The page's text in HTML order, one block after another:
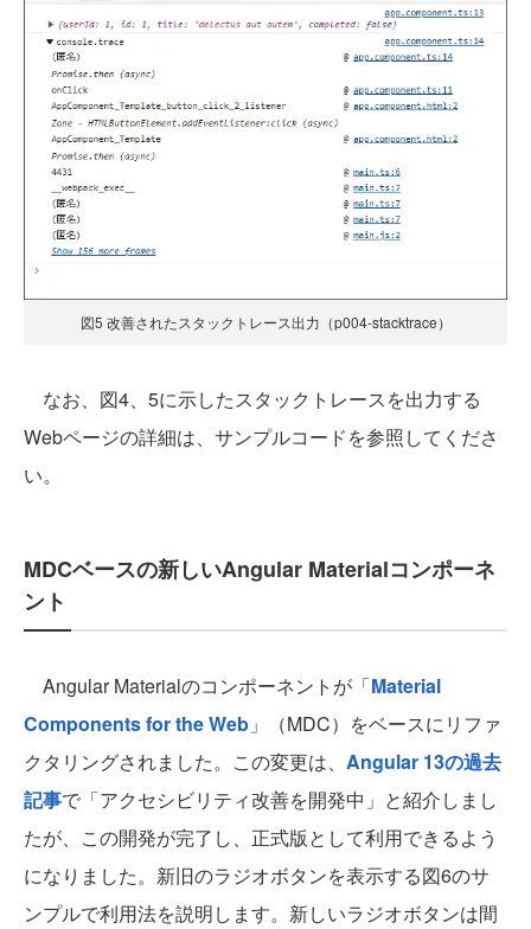
図5 改善されたスタックトレース出力（p004-stacktrace）
なお、図4、5に示したスタックトレースを出力する
Webページの詳細は、サンプルコードを参照してくださ
い。
MDCベースの新しいAngular Materialコンポーネ
ント
Angular Materialのコンポーネントが「Material
Components for the Web 」（MDC）をベースにリファ
クタリングされました。この変更は、 Angular 13の過去
記事で「アクセシビリティ改善を開発中」と紹介しまし
たが、この開発が完了し、正式版として利用できるよう
になりました。新旧のラジオボタンを表示する図6のサ
ンプルで利用法を説明します。新しいラジオボタンは間